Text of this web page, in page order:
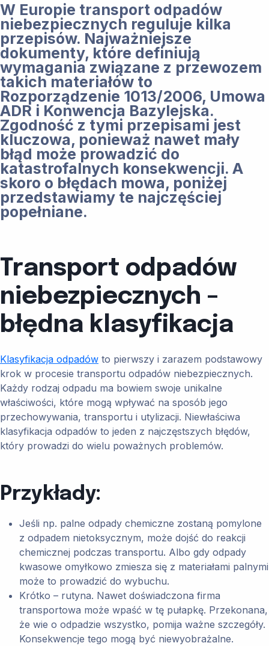
W Europie transport odpadów
niebezpiecznych reguluje kilka
przepisów. Najważniejsze
dokumenty, które definiują
wymagania związane z przewozem
takich materiałów to
Rozporządzenie 1013/2006, Umowa
ADR i Konwencja Bazylejska.
Zgodność z tymi przepisami jest
kluczowa, ponieważ nawet mały
błąd może prowadzić do
katastrofalnych konsekwencji. A
skoro o błędach mowa, poniżej
przedstawiamy te najczęściej
popełniane.
Transport odpadów
niebezpiecznych –
błędna klasyfikacja
Klasyfikacja odpadów to pierwszy i zarazem podstawowy
krok w procesie transportu odpadów niebezpiecznych.
Każdy rodzaj odpadu ma bowiem swoje unikalne
właściwości, które mogą wpływać na sposób jego
przechowywania, transportu i utylizacji. Niewłaściwa
klasyfikacja odpadów to jeden z najczęstszych błędów,
który prowadzi do wielu poważnych problemów.
Przykłady:
Jeśli np. palne odpady chemiczne zostaną pomylone
z odpadem nietoksycznym, może dojść do reakcji
chemicznej podczas transportu. Albo gdy odpady
kwasowe omyłkowo zmiesza się z materiałami palnymi
może to prowadzić do wybuchu.
Krótko – rutyna. Nawet doświadczona firma
transportowa może wpaść w tę pułapkę. Przekonana,
że wie o odpadzie wszystko, pomija ważne szczegóły.
Konsekwencje tego mogą być niewyobrażalne.